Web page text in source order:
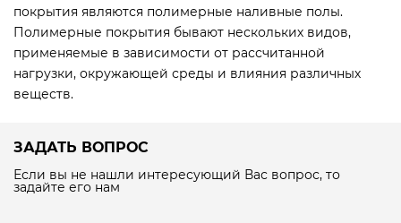
покрытия являются полимерные наливные полы.
Полимерные покрытия бывают нескольких видов,
применяемые в зависимости от рассчитанной
нагрузки, окружающей среды и влияния различных
веществ.
ЗАДАТЬ ВОПРОС
Если вы не нашли интересующий Вас вопрос, то
задайте его нам